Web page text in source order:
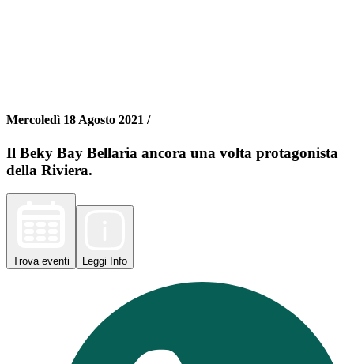
Mercoledì 18 Agosto 2021 /
Il Beky Bay Bellaria ancora una volta protagonista
della Riviera.
Trova eventi Leggi Info